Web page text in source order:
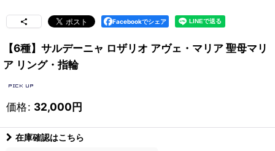
Facebookでシェア
【6種】サルデーニャ ロザリオ アヴェ・マリア 聖母マリ
ア リング・指輪
価格: 32,000円
在庫確認はこちら